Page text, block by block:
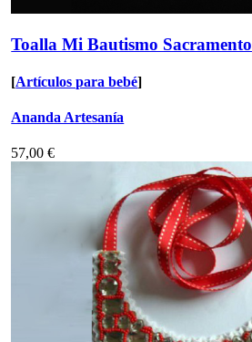
Toalla Mi Bautismo Sacramento
[Artículos para bebé]
Ananda Artesanía
57,00 €